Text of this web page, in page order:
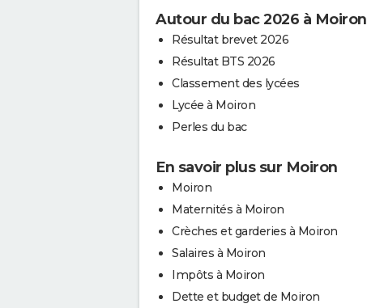
Autour du bac 2026 à Moiron
Résultat brevet 2026
Résultat BTS 2026
Classement des lycées
Lycée à Moiron
Perles du bac
En savoir plus sur Moiron
Moiron
Maternités à Moiron
Crèches et garderies à Moiron
Salaires à Moiron
Impôts à Moiron
Dette et budget de Moiron